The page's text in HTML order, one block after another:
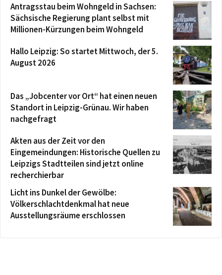
Antragsstau beim Wohngeld in Sachsen:
Sächsische Regierung plant selbst mit
Millionen-Kürzungen beim Wohngeld
Hallo Leipzig: So startet Mittwoch, der 5.
August 2026
Das „Jobcenter vor Ort“ hat einen neuen
Standort in Leipzig-Grünau. Wir haben
nachgefragt
Akten aus der Zeit vor den
Eingemeindungen: Historische Quellen zu
Leipzigs Stadtteilen sind jetzt online
recherchierbar
Licht ins Dunkel der Gewölbe:
Völkerschlachtdenkmal hat neue
Ausstellungsräume erschlossen